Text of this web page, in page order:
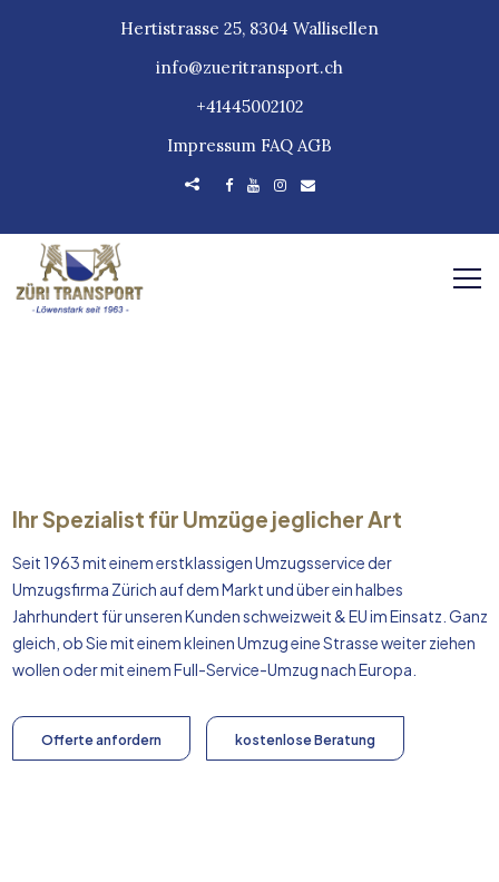
Hertistrasse 25, 8304 Wallisellen
info@zueritransport.ch
+41445002102
Impressum FAQ AGB
Ihr Spezialist für Umzüge jeglicher Art
Seit 1963 mit einem erstklassigen Umzugsservice der
Umzugsfirma Zürich auf dem Markt und über ein halbes
Jahrhundert für unseren Kunden schweizweit & EU im Einsatz. Ganz
gleich, ob Sie mit einem kleinen Umzug eine Strasse weiter ziehen
wollen oder mit einem Full-Service-Umzug nachEuropa
Offerte anfordern kostenlose Beratung